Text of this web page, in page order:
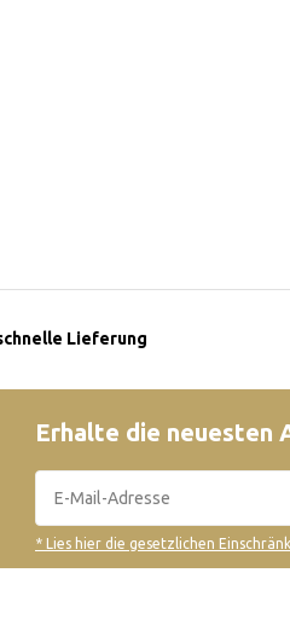
Lieferung
Erhalte die neuesten
* Lies hier die gesetzlichen